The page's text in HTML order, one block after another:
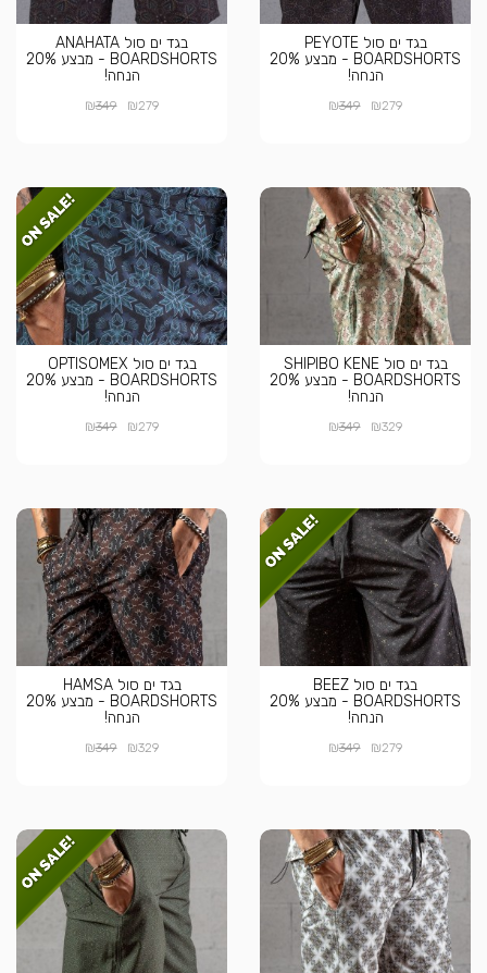
בגד ים סול PEYOTE
BOARDSHORTS - מבצע 20%
הנחה!
₪279
₪349
בגד ים סול ANAHATA
BOARDSHORTS - מבצע 20%
הנחה!
₪279
₪349
בגד ים סול SHIPIBO KENE
BOARDSHORTS - מבצע 20%
הנחה!
₪329
₪349
בגד ים סול OPTISOMEX
BOARDSHORTS - מבצע 20%
הנחה!
₪279
₪349
בגד ים סול BEEZ
BOARDSHORTS - מבצע 20%
הנחה!
₪279
₪349
בגד ים סול HAMSA
BOARDSHORTS - מבצע 20%
הנחה!
₪329
₪349